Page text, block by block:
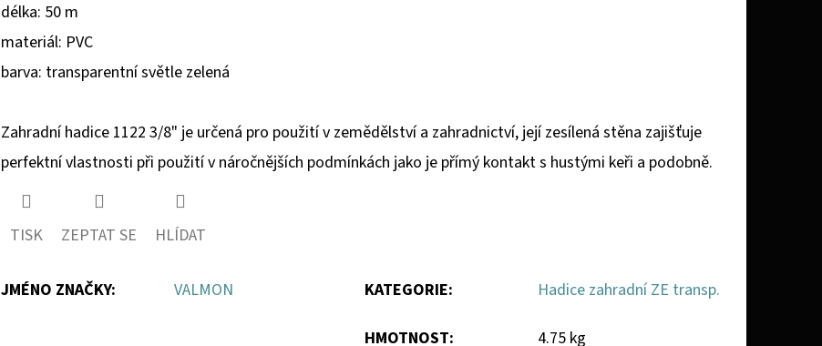
hvězdiček.
délka: 50 m
materiál: PVC
barva: transparentní světle zelená
Zahradní hadice 1122 3/8" je určená pro použití v zemědělství a zahradnictví, její zesílená stěna zajišťuje
perfektní vlastnosti při použití v náročnějších podmínkách jako je přímý kontakt s hustými keři a podobně.
TISK ZEPTAT SE HLÍDAT
JMÉNO ZNAČKY: VALMON KATEGORIE: Hadice zahradní ZE transp.
HMOTNOST: 4.75 kg